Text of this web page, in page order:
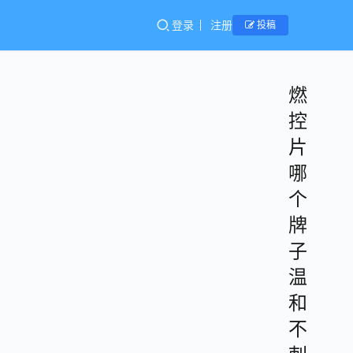
登录 注册 投稿
燃
控
片
哪
个
牌
子
温
和
不